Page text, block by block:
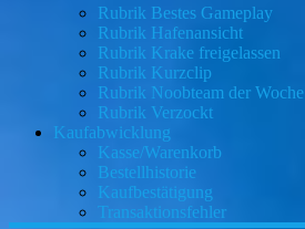
Rubrik Bestes Gameplay
Rubrik Hafenansicht
Rubrik Krake freigelassen
Rubrik Kurzclip
Rubrik Noobteam der Woche
Rubrik Verzockt
Kaufabwicklung
Kasse/Warenkorb
Bestellhistorie
Kaufbestätigung
Transaktionsfehler